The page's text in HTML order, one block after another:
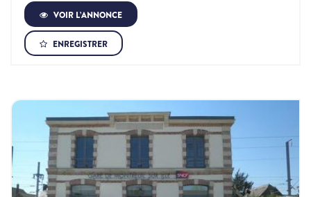
VOIR L’ANNONCE
ENREGISTRER